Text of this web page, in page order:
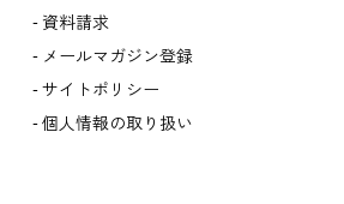
資料請求
メールマガジン登録
サイトポリシー
個人情報の取り扱い